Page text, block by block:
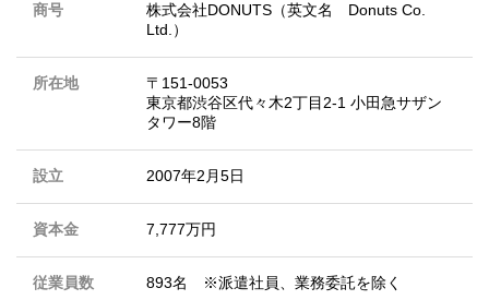
商号
株式会社DONUTS（英文名 Donuts Co.
Ltd.）
所在地
〒151-0053
東京都渋谷区代々木2丁目2-1 小田急サザン
タワー8階
設立 2007年2月5日
資本金 7,777万円
従業員数 893名 ※派遣社員、業務委託を除く